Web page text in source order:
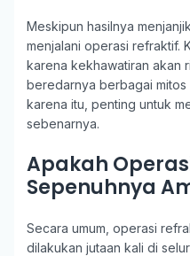
Meskipun hasilnya
menjalani operasi refraktif.
karena kekhawatiran akan
beredarnya berbagai mitos
karena itu, penting untuk
sebenarnya.
Apakah
Sepenuhnya
Secara umum, operasi
dilakukan jutaan kali di